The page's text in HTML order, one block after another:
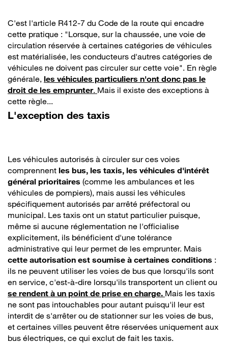
C'est l'article R412-7 du Code de la route qui encadre
cette pratique : "Lorsque, sur la chaussée, une voie de
circulation réservée à certaines catégories de véhicules
est matérialisée, les conducteurs d'autres catégories de
véhicules ne doivent pas circuler sur cette voie". En règle
générale, les véhicules particuliers n'ont donc pas le
droit de les emprunter. Mais il existe des exceptions à
cette règle...
L'exception des taxis
Les véhicules autorisés à circuler sur ces voies
comprennent les bus, les taxis, les véhicules d'intérêt
général prioritaires (comme les ambulances et les
véhicules de pompiers), mais aussi les véhicules
spécifiquement autorisés par arrêté préfectoral ou
municipal. Les taxis ont un statut particulier puisque,
même si aucune réglementation ne l'officialise
explicitement, ils bénéficient d'une tolérance
administrative qui leur permet de les emprunter. Mais
cette autorisation est soumise à certaines conditions :
ils ne peuvent utiliser les voies de bus que lorsqu'ils sont
en service, c'est-à-dire lorsqu'ils transportent un client ou
se rendent à un point de prise en charge. Mais les taxis
ne sont pas intouchables pour autant puisqu'il leur est
interdit de s'arrêter ou de stationner sur les voies de bus,
et certaines villes peuvent être réservées uniquement aux
bus électriques, ce qui exclut de fait les taxis.